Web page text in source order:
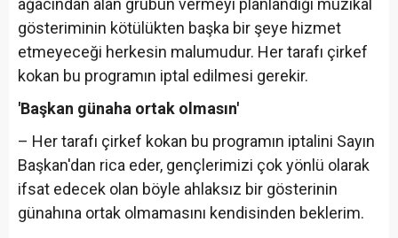
ağacından alan grubun vermeyi planlandığı müzikal
gösteriminin kötülükten başka bir şeye hizmet
etmeyeceği herkesin malumudur. Her tarafı çirkef
kokan bu programın iptal edilmesi gerekir.
'Başkan günaha ortak olmasın'
– Her tarafı çirkef kokan bu programın iptalini Sayın
Başkan'dan rica eder, gençlerimizi çok yönlü olarak
ifsat edecek olan böyle ahlaksız bir gösterinin
günahına ortak olmamasını kendisinden beklerim.